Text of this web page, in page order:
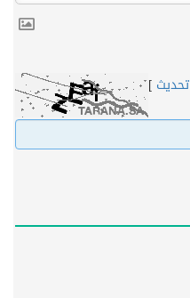
تحديث ]